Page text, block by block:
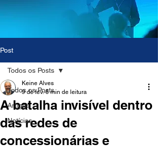
Post
Todos os Posts
Artigos
Notícias
Todos os Posts
A batalha invisível dentro
das redes de
concessionárias e
Keine Alves
9 de fev. 6 min de leitura